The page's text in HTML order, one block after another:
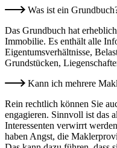
Was ist ein
Das Grundbuch hat
Immobilie. Es enthält alle
Eigentumsverhältnisse,
Grundstücken,
Kann ich mehrere
Rein rechtlich können Sie
engagieren. Sinnvoll ist das
Interessenten verwirrt
haben Angst, die